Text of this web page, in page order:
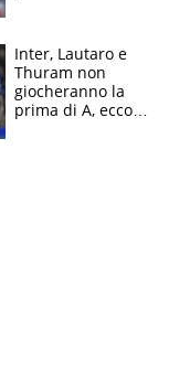
e dalla morte di
Raiola
Inter, Lautaro e
Thuram non
giocheranno la
prima di A, ecco